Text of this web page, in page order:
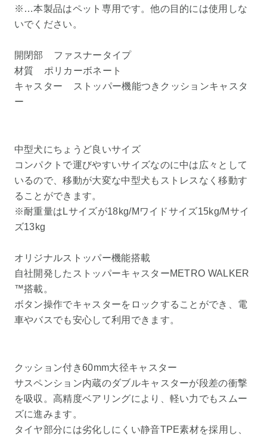
※…本製品はペット専用です。他の目的には使用しな
いでください。
開閉部 ファスナータイプ
材質 ポリカーボネート
キャスター ストッパー機能つきクッションキャスタ
ー
中型犬にちょうど良いサイズ
コンパクトで運びやすいサイズなのに中は広々として
いるので、移動が大変な中型犬もストレスなく移動す
ることができます。
※耐重量はLサイズが18kg/Mワイドサイズ15kg/Mサイ
ズ13kg
オリジナルストッパー機能搭載
自社開発したストッパーキャスターMETRO WALKER
™搭載。
ボタン操作でキャスターをロックすることができ、電
車やバスでも安心して利用できます。
クッション付き60mm大径キャスター
サスペンション内蔵のダブルキャスターが段差の衝撃
を吸収。高精度ベアリングにより、軽い力でもスムー
ズに進みます。
タイヤ部分には劣化しにくい静音TPE素材を採用し、